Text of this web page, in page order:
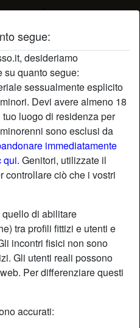
segue:
desideriamo
su quanto segue:
sessualmente esplicito
Devi avere almeno 18
luogo di residenza per
sono esclusi da
immediatamente
qui. Genitori, utilizzate il
controllare ciò che i vostri
di abilitare
tra profili fittizi e utenti e
incontri fisici non sono
Gli utenti reali possono
Per differenziare questi
accurati:
chatChatta adesso